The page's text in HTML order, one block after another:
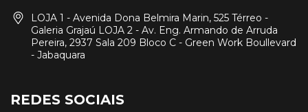
LOJA 1 - Avenida Dona Belmira Marin, 525 Térreo -
Galeria Grajaú LOJA 2 - Av. Eng. Armando de Arruda
Pereira, 2937 Sala 209 Bloco C - Green Work Boullevard
- Jabaquara
REDES SOCIAIS